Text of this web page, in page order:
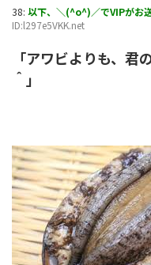
38: 以下、＼(^o^)／でVIPがお
ID:l297e5VKK.net
「アワビよりも、君
＾」